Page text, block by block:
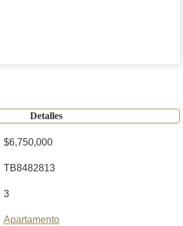
Detalles
$6,750,000
TB8482813
3
Apartamento